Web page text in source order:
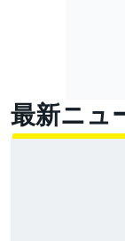
最新ニュ